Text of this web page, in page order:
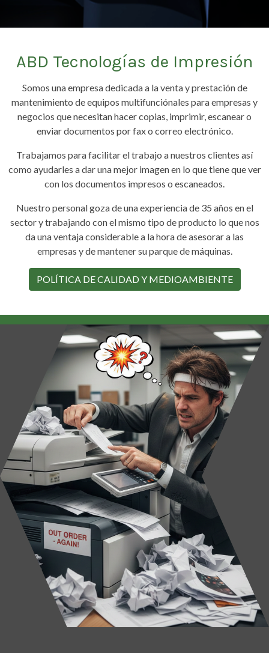
ABD Tecnologías de Impresión
Somos una empresa dedicada a la venta y prestación de
mantenimiento de equipos multifunciónales para empresas y
negocios que necesitan hacer copias, imprimir, escanear o
enviar documentos por fax o correo electrónico.
Trabajamos para facilitar el trabajo a nuestros clientes así
como ayudarles a dar una mejor imagen en lo que tiene que ver
con los documentos impresos o escaneados.
Nuestro personal goza de una experiencia de 35 años en el
sector y trabajando con el mismo tipo de producto lo que nos
da una ventaja considerable a la hora de asesorar a las
empresas y de mantener su parque de máquinas.
POLÍTICA DE CALIDAD Y MEDIOAMBIENTE